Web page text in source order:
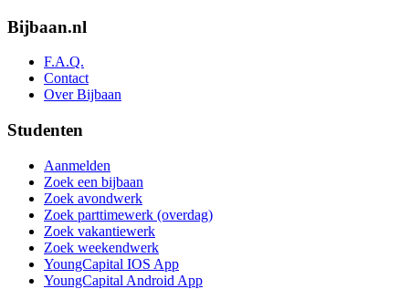
Bijbaan.nl
F.A.Q.
Contact
Over Bijbaan
Studenten
Aanmelden
Zoek een bijbaan
Zoek avondwerk
Zoek parttimewerk (overdag)
Zoek vakantiewerk
Zoek weekendwerk
YoungCapital IOS App
YoungCapital Android App